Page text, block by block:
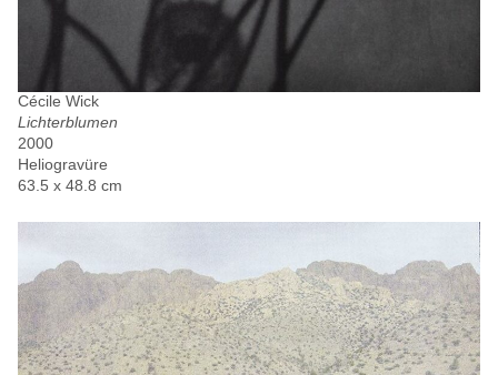
Cécile Wick
Lichterblumen
2000
Heliogravüre
63.5 x 48.8 cm